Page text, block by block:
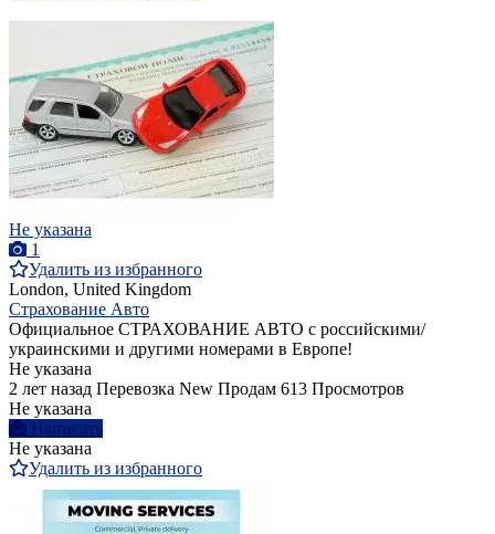
Не указана
1
Удалить из избранного
London, United Kingdom
Страхование Авто
Официальное СТРАХОВАНИЕ АВТО с российскими/
украинскими и другими номерами в Европе!
Не указана
2 лет назад Перевозка New Продам 613 Просмотров
Не указана
Написать
Не указана
Удалить из избранного